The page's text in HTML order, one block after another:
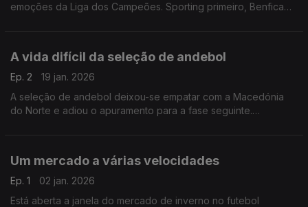
emoções da Liga dos Campeões. Sporting primeiro, Benfica
A vida difícil da seleção de andebol
Ep. 2
19 jan. 2026
A seleção de andebol deixou-se empatar com a Macedónia
do Norte e adiou o apuramento para a fase seguinte.
Um mercado a várias velocidades
Ep. 1
02 jan. 2026
Está aberta a janela do mercado de inverno no futebol